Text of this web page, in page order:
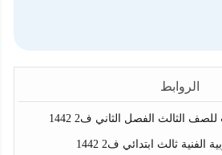
الروابط
الثالث الفصل الثاني ف2 1442
الفنية ثالث ابتدائي ف2 1442